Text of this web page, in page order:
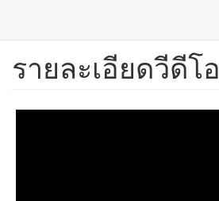
ข้าม
เนื้อหา
รายละเอียดวีดีโอ